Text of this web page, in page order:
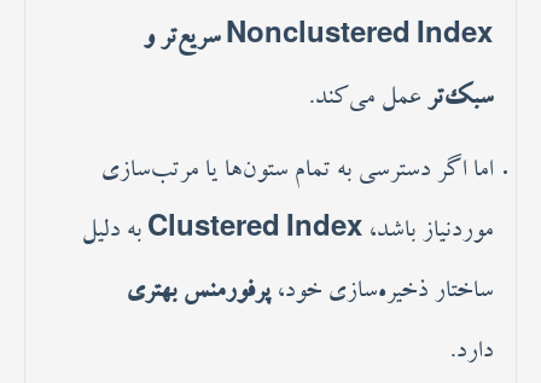
Nonclustered Index سریع‌تر و
سبک‌تر عمل می‌کند.
اما اگر دسترسی به تمام ستون‌ها یا مرتب‌سازی
موردنیاز باشد، Clustered Index به دلیل
ساختار ذخیره‌سازی خود،پرفورمنس بهتری
دارد.